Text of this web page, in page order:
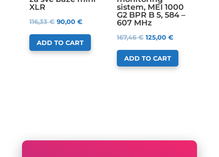
XLR
116,33€ 90,00 €
ADD TO CART
sistem, MEI 1000
G2 BPR B 5, 584 –
607 MHz
167,46€ 125,00 €
ADD TO CART